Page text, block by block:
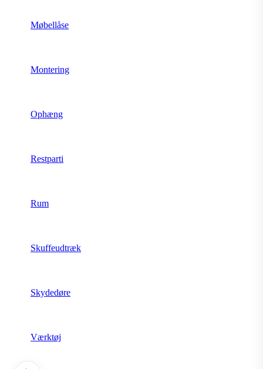
Møbellåse
Montering
Ophæng
Restparti
Rum
Skuffeudtræk
Skydedøre
Værktøj